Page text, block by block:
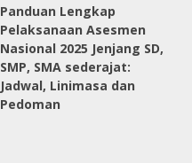
Panduan Lengkap
Pelaksanaan Asesmen
Nasional 2025 Jenjang SD,
SMP, SMA sederajat:
Jadwal, Linimasa dan
Pedoman